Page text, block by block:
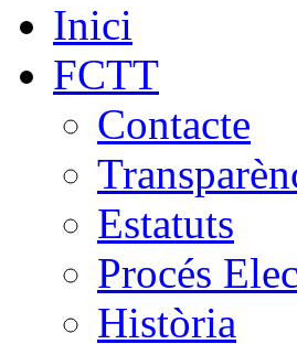
Inici
FCTT
Contacte
Estatuts
Procés
Història